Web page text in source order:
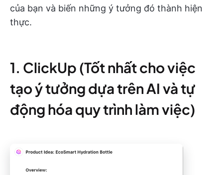
của bạn và biến những ý tưởng đó thành hiện
thực.
1. ClickUp (Tốt nhất cho việc
tạo ý tưởng dựa trên AI và tự
động hóa quy trình làm việc)